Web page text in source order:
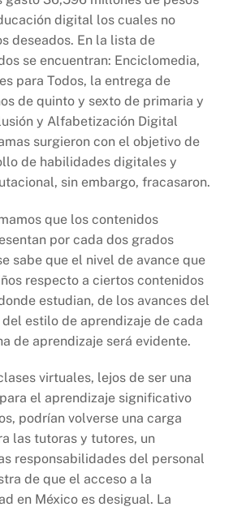
digital los cuales no
deseados. En la lista de
se encuentran: Enciclomedia,
para Todos, la entrega de
de quinto y sexto de primaria y
y Alfabetización Digital
surgieron con el objetivo de
de habilidades digitales y
sin embargo, fracasaron.
que los contenidos
por cada dos grados
sabe que el nivel de avance que
respecto a ciertos contenidos
estudian, de los avances del
estilo de aprendizaje de cada
de aprendizaje será evidente.
virtuales, lejos de ser una
el aprendizaje significativo
podrían volverse una carga
las tutoras y tutores, un
responsabilidades del personal
de que el acceso a la
en México es desigual. La